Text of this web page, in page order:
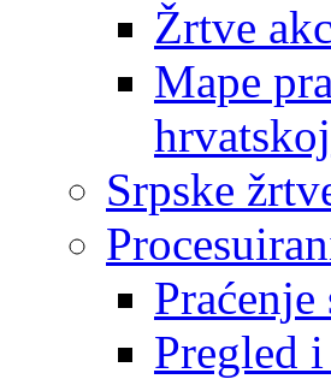
Žrtve
Mape
Srpske
Pregled